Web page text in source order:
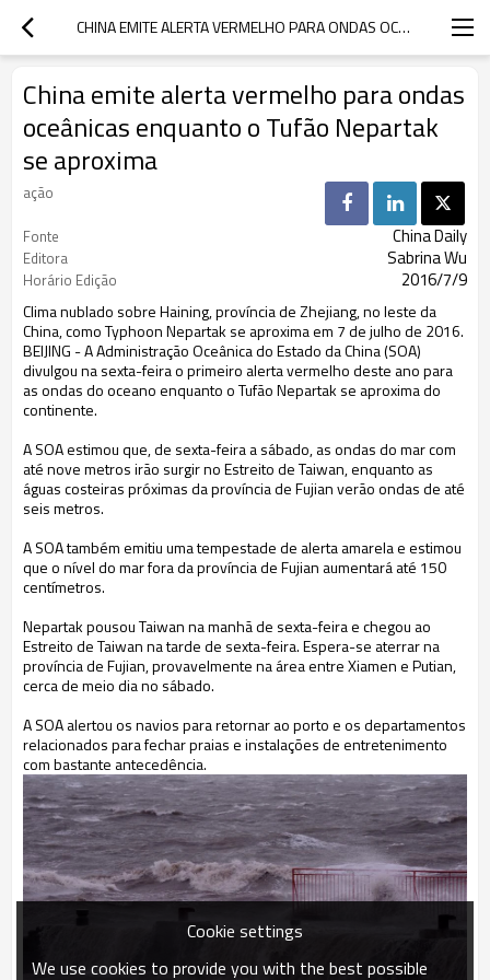
CHINA EMITE ALERTA VERMELHO PARA ONDAS OCEÂNICAS ENQUANTO O TUFÃO NEPARTAK SE APROXIMA
China emite alerta vermelho para ondas
oceânicas enquanto o Tufão Nepartak
se aproxima
ação
Fonte
China Daily
Editora Sabrina Wu
Horário Edição 2016/7/9
Clima nublado sobre Haining, província de Zhejiang, no leste da
China, como Typhoon Nepartak se aproxima em 7 de julho de 2016.
BEIJING - A Administração Oceânica do Estado da China (SOA)
divulgou na sexta-feira o primeiro alerta vermelho deste ano para
as ondas do oceano enquanto o Tufão Nepartak se aproxima do
continente.
A SOA estimou que, de sexta-feira a sábado, as ondas do mar com
até nove metros irão surgir no Estreito de Taiwan, enquanto as
águas costeiras próximas da província de Fujian verão ondas de até
seis metros.
A SOA também emitiu uma tempestade de alerta amarela e estimou
que o nível do mar fora da província de Fujian aumentará até 150
centímetros.
Nepartak pousou Taiwan na manhã de sexta-feira e chegou ao
Estreito de Taiwan na tarde de sexta-feira. Espera-se aterrar na
província de Fujian, provavelmente na área entre Xiamen e Putian,
cerca de meio dia no sábado.
A SOA alertou os navios para retornar ao porto e os departamentos
relacionados para fechar praias e instalações de entretenimento
com bastante antecedência.
Cookie settings
We use cookies to provide you with the best possible